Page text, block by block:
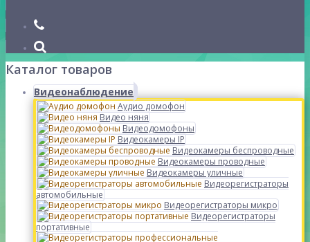
Каталог товаров
Видеонаблюдение
Аудио домофон
Видео няня
Видеодомофоны
Видеокамеры IP
Видеокамеры беспроводные
Видеокамеры проводные
Видеокамеры уличные
Видеорегистраторы
автомобильные
Видеорегистраторы микро
Видеорегистраторы
портативные